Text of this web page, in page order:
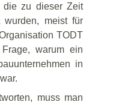
die zu dieser Zeit
wurden, meist für
TODT
warum ein
in
muss man